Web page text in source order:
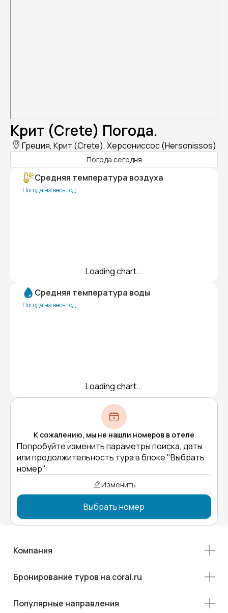
Крит (Crete) Погода.
Греция, Крит (Crete), Херсониссос (Hersonissos)
Погода сегодня
Средняя температура воздуха
Погода на весь год
Loading chart...
Средняя температура воды
Погода на весь год
Loading chart...
К сожалению, мы не нашли номеров в отеле
Попробуйте изменить параметры поиска, даты
или продолжительность тура в блоке "Выбрать
номер"
Изменить
Выбрать номер
Компания
Бронирование туров на coral.ru
Популярные направления